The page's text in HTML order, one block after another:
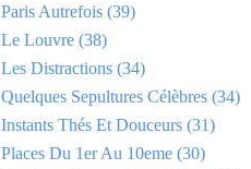
Paris Autrefois (39)
Le Louvre (38)
Les Distractions (34)
Quelques Sepultures Célèbres (34)
Instants Thés Et Douceurs (31)
Places Du 1er Au 10eme (30)